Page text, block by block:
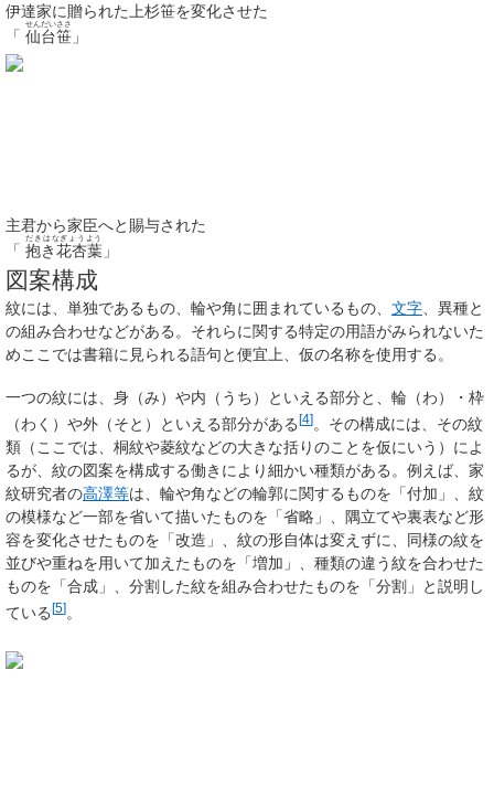
伊達家に贈られた上杉笹を変化させた
「 仙台笹
せんだいささ
」
主君から家臣へと賜与された
「 抱き花杏葉
だきはなぎょうよう
」
図案構成
紋には、単独であるもの、輪や角に囲まれているもの、 文字 、異種と
の組み合わせなどがある。それらに関する特定の用語がみられないた
めここでは書籍に見られる語句と便宜上、仮の名称を使用する。
一つの紋には、身（み）や内（うち）といえる部分と、輪（わ）・枠
（わく）や外（そと）といえる部分がある [4]。その構成には、その紋
類（ここでは、桐紋や菱紋などの大きな括りのことを仮にいう）によ
るが、紋の図案を構成する働きにより細かい種類がある。例えば、家
紋研究者の高澤等は、輪や角などの輪郭に関するものを「付加」、紋
の模様など一部を省いて描いたものを「省略」、隅立てや裏表など形
容を変化させたものを「改造」、紋の形自体は変えずに、同様の紋を
並びや重ねを用いて加えたものを「増加」、種類の違う紋を合わせた
ものを「合成」、分割した紋を組み合わせたものを「分割」と説明し
ている [5]。